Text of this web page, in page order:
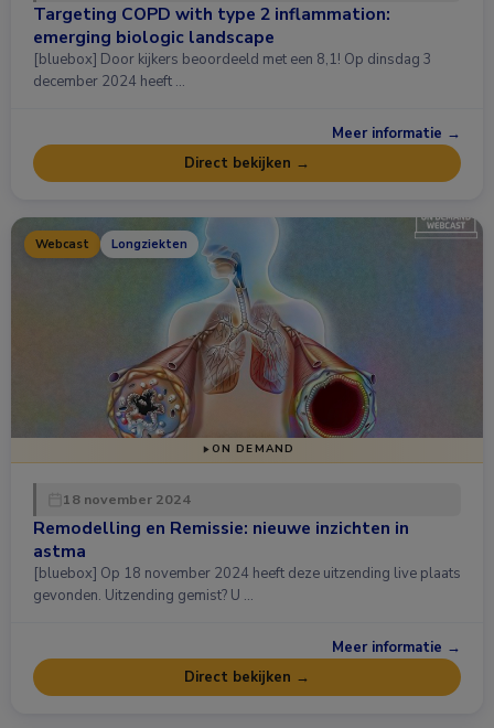
Targeting COPD with type 2 inflammation:
emerging biologic landscape
[bluebox] Door kijkers beoordeeld met een 8,1! Op dinsdag 3
december 2024 heeft …
Meer informatie →
Direct bekijken →
Webcast Longziekten
ON DEMAND
18 november 2024
Remodelling en Remissie: nieuwe inzichten in
astma
[bluebox] Op 18 november 2024 heeft deze uitzending live plaats
gevonden. Uitzending gemist? U …
Meer informatie →
Direct bekijken →